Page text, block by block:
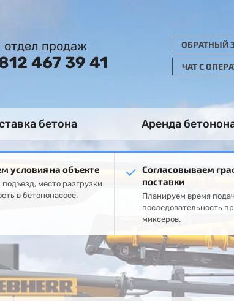
отдел продаж
467 39 41
ОБРАТНЫЙ
ЧАТ С
бетона Аренда
условия на объекте
место разгрузки
в бетононасосе.
Согласовываем
поставки
Планируем время
последовательность
миксеров.